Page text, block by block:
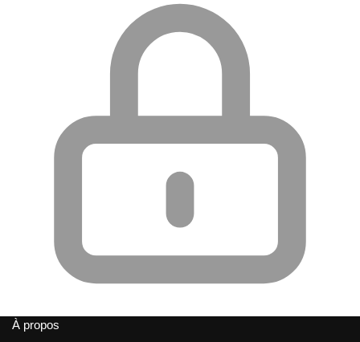
À propos